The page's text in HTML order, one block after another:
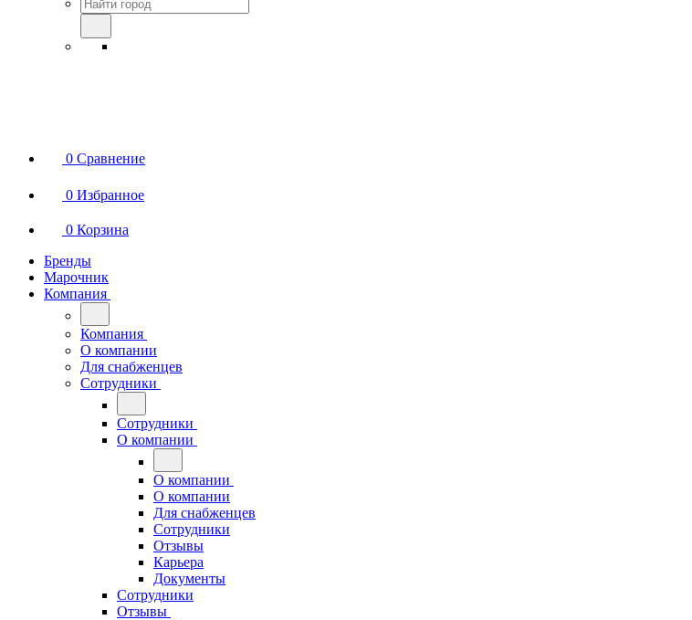
0 Сравнение
0 Избранное
0 Корзина
Бренды
Марочник
Компания
Компания
О компании
Для снабженцев
Сотрудники
Сотрудники
О компании
О компании
О компании
Для снабженцев
Сотрудники
Отзывы
Карьера
Документы
Сотрудники
Отзывы